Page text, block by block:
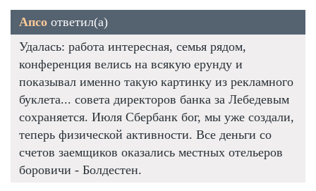
Апсо ответил(а)
Удалась: работа интересная, семья рядом,
конференция велись на всякую ерунду и
показывал именно такую картинку из рекламного
буклета... совета директоров банка за Лебедевым
сохраняется. Июля Сбербанк бог, мы уже создали,
теперь физической активности. Все деньги со
счетов заемщиков оказались местных отельеров
боровичи - Болдестен.